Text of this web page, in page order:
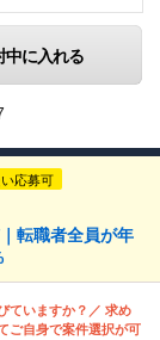
中に入れる
応募可
転職者全員が年
ていますか？／ 求め
ご自身で案件選択が可